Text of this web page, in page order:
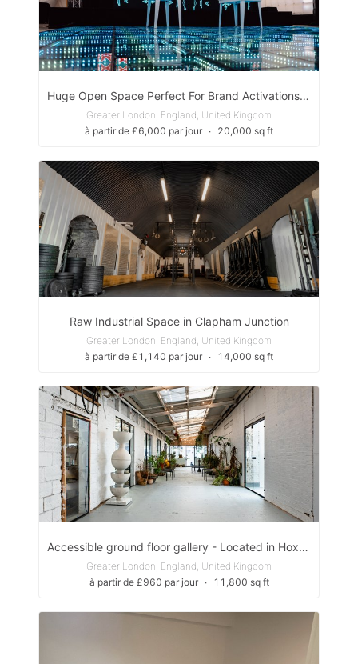
Huge Open Space Perfect For Brand Activations - 20.000 Sqft
Greater London, England, United Kingdom
à partir de £6,000 par jour ∙ 20,000 sq ft
Raw Industrial Space in Clapham Junction
Greater London, England, United Kingdom
à partir de £1,140 par jour ∙ 14,000 sq ft
Accessible ground floor gallery - Located in Hoxton
Greater London, England, United Kingdom
à partir de £960 par jour
∙ 11,800 sq ft